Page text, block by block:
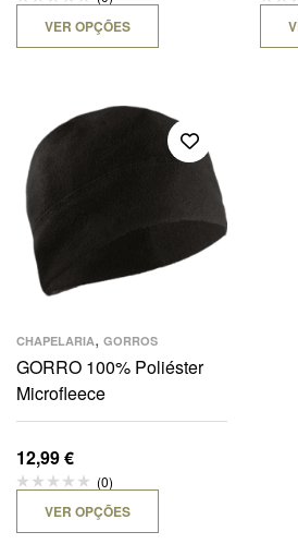
VER OPÇÕES
CHAPELARIA, GORROS
GORRO 100% Poliéster
Microfleece
12,99€
(0)
VER OPÇÕES